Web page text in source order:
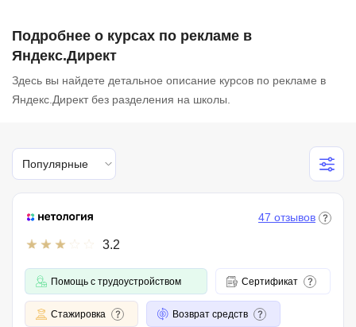
Подробнее о курсах по рекламе в
Яндекс.Директ
Здесь вы найдете детальное описание курсов по рекламе в
Яндекс.Директ без разделения на школы.
Популярные
3.2
47 отзывов
Помощь с трудоустройством Сертификат
Стажировка Возврат средств